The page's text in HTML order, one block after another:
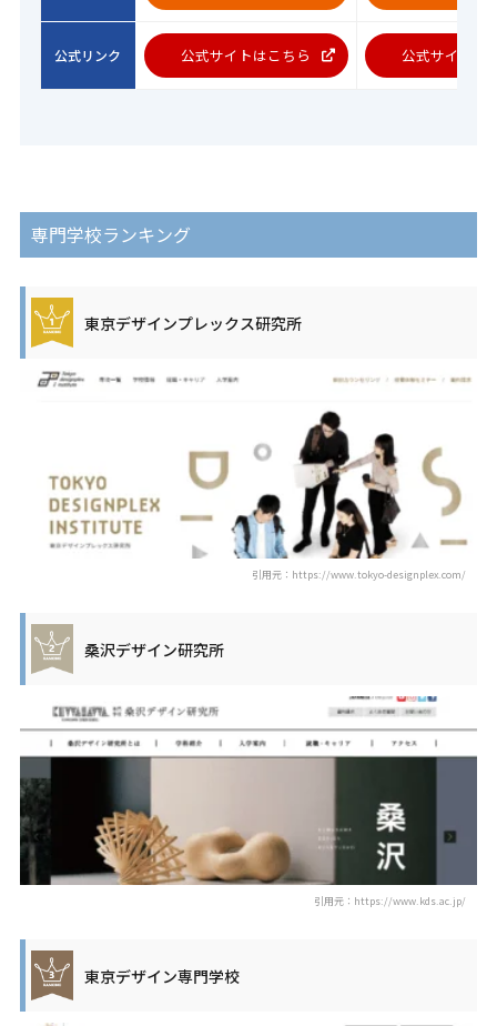
公式リンク 公式サイトはこちら 公式サイトは
専門学校ランキング
東京デザインプレックス研究所
引用元：https://www.tokyo-designplex.com/
桑沢デザイン研究所
引用元：https://www.kds.ac.jp/
東京デザイン専門学校